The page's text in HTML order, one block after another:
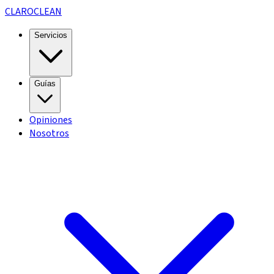
CLAROCLEAN
Servicios
Guías
Opiniones
Nosotros